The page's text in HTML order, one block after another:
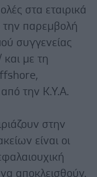
στα εταιρικά
την παρεμβολή
συγγενείας
και με τη
την Κ.Υ.Α.
στην
είναι οι
να αποκλεισθούν,